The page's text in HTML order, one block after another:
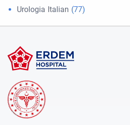
Urologia Italian (77)